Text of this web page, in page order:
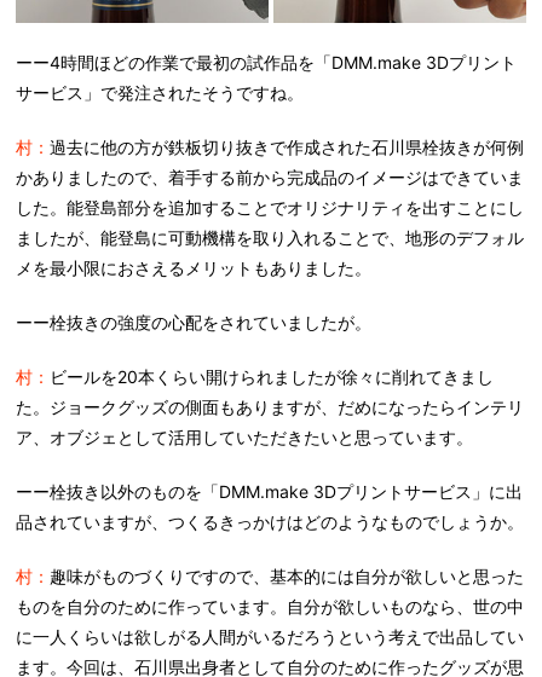
ーー4時間ほどの作業で最初の試作品を「DMM.make 3Dプリント
サービス」で発注されたそうですね。
村：過去に他の方が鉄板切り抜きで作成された石川県栓抜きが何例
かありましたので、着手する前から完成品のイメージはできていま
した。能登島部分を追加することでオリジナリティを出すことにし
ましたが、能登島に可動機構を取り入れることで、地形のデフォル
メを最小限におさえるメリットもありました。
ーー栓抜きの強度の心配をされていましたが。
村： ビールを20本くらい開けられましたが徐々に削れてきまし
た。ジョークグッズの側面もありますが、だめになったらインテリ
ア、オブジェとして活用していただきたいと思っています。
ーー栓抜き以外のものを「DMM.make 3Dプリントサービス」に出
品されていますが、つくるきっかけはどのようなものでしょうか。
村： 趣味がものづくりですので、基本的には自分が欲しいと思った
ものを自分のために作っています。自分が欲しいものなら、世の中
に一人くらいは欲しがる人間がいるだろうという考えで出品してい
ます。今回は、石川県出身者として自分のために作ったグッズが思